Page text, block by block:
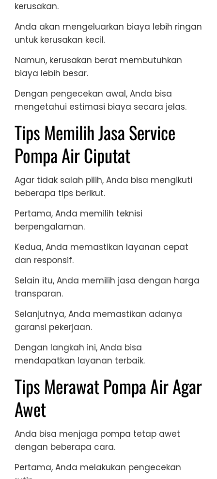
kerusakan.
Anda akan mengeluarkan biaya lebih ringan
untuk kerusakan kecil.
Namun, kerusakan berat membutuhkan
biaya lebih besar.
Dengan pengecekan awal, Anda bisa
mengetahui estimasi biaya secara jelas.
Tips Memilih Jasa Service
Pompa Air Ciputat
Agar tidak salah pilih, Anda bisa mengikuti
beberapa tips berikut.
Pertama, Anda memilih teknisi
berpengalaman.
Kedua, Anda memastikan layanan cepat
dan responsif.
Selain itu, Anda memilih jasa dengan harga
transparan.
Selanjutnya, Anda memastikan adanya
garansi pekerjaan.
Dengan langkah ini, Anda bisa
mendapatkan layanan terbaik.
Tips Merawat Pompa Air Agar
Awet
Anda bisa menjaga pompa tetap awet
dengan beberapa cara.
Pertama, Anda melakukan pengecekan